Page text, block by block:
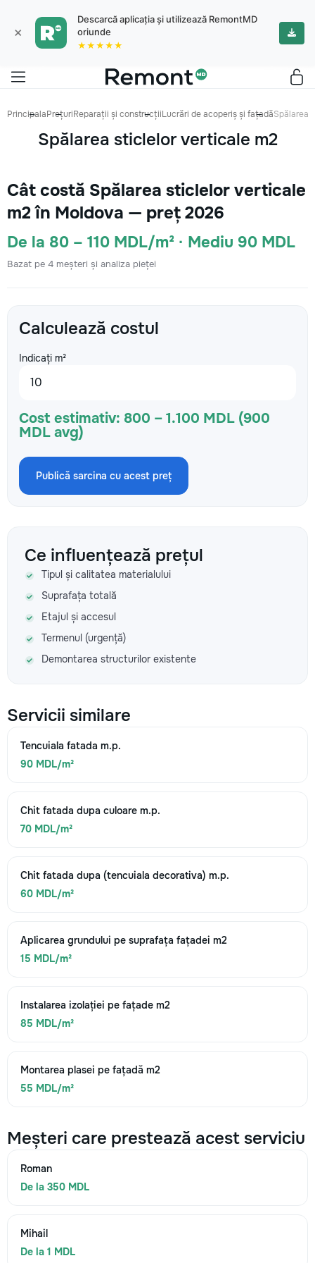
×
Descarcă aplicația și utilizează RemontMD
oriunde
★★★★★
PrincipalaPrețuriReparații și construcțiiLucrări de acoperiș și fațadăSpălarea
Spălarea sticlelor verticale m2
Cât costă Spălarea sticlelor verticale
m2 în Moldova — preț 2026
De la 80 – 110 MDL/m² · Mediu 90 MDL
Bazat pe 4 meșteri și analiza pieței
Calculează costul
Indicați m²
Cost estimativ: 800 – 1.100 MDL (900
MDL avg)
Publică sarcina cu acest preț
Ce influențează prețul
Tipul și calitatea materialului
Suprafața totală
Etajul și accesul
Termenul (urgență)
Demontarea structurilor existente
Servicii similare
Tencuiala fatada m.p.
90 MDL/m²
Chit fatada dupa culoare m.p.
70 MDL/m²
Chit fatada dupa (tencuiala decorativa) m.p.
60 MDL/m²
Aplicarea grundului pe suprafața fațadei m2
15 MDL/m²
Instalarea izolației pe fațade m2
85 MDL/m²
Montarea plasei pe fațadă m2
55 MDL/m²
Meșteri care prestează acest serviciu
Roman
De la 350 MDL
Mihail
De la 1 MDL